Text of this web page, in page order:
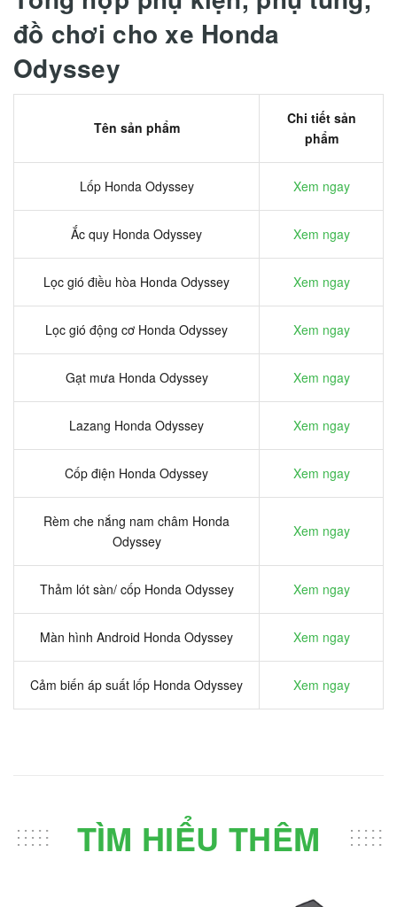
đồ chơi cho xe Honda
Odyssey
Tên sản phẩm
Chi tiết sản
phẩm
Lốp Honda Odyssey Xem ngay
Ắc quy Honda Odyssey Xem ngay
Lọc gió điều hòa Honda Odyssey Xem ngay
Lọc gió động cơ Honda Odyssey Xem ngay
Gạt mưa Honda Odyssey Xem ngay
Lazang Honda Odyssey Xem ngay
Cốp điện Honda Odyssey Xem ngay
Rèm che nắng nam châm Honda
Odyssey
Xem ngay
Thảm lót sàn/ cốp Honda Odyssey Xem ngay
Màn hình Android Honda Odyssey Xem ngay
Cảm biến áp suất lốp Honda Odyssey Xem ngay
TÌM HIỂU THÊM